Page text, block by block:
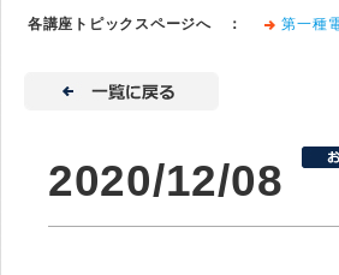
各講座トピックスページへ ： 第一種
2020/12/08